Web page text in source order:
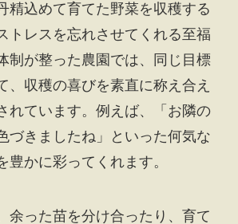
精込めて育てた野菜を収穫する
トレスを忘れさせてくれる至福
制が整った農園では、同じ目標
、収穫の喜びを素直に称え合え
れています。例えば、「お隣の
づきましたね」といった何気な
豊かに彩ってくれます。
余った苗を分け合ったり、育て